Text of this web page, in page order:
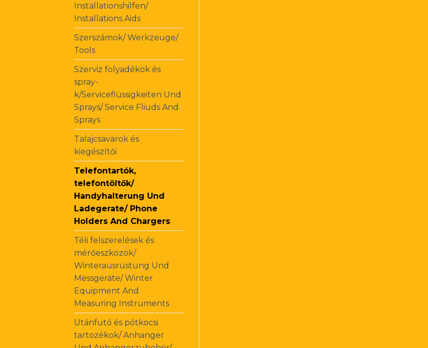
Installationshilfen/
Installations Aids
Szerszámok/ Werkzeuge/
Tools
Szerviz folyadékok és
spray-
k/Serviceflüssigkeiten Und
Sprays/ Service Fliuds And
Sprays
Talajcsavarok és
kiegészítői
Telefontartók,
telefontöltők/
Handyhalterung Und
Ladegerate/ Phone
Holders And Chargers
Téli felszerelések és
mérőeszközök/
Winterausrüstung Und
Messgeräte/ Winter
Equipment And
Measuring Instruments
Utánfutó és pótkocsi
tartozékok/ Anhanger